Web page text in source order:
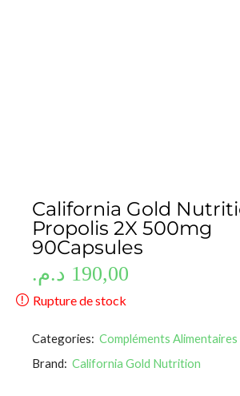
California Gold
Propolis 2X 500mg
90Capsules
190,00 د.م.
Rupture de stock
Categories: Compléments Alimentaires
Brand: California Gold Nutrition